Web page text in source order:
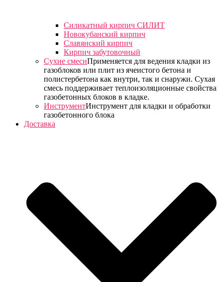
Силикатный кирпич СИЛИТ
Новокубанский кирпич
Славянский кирпич
Кирпич забутовочный
Сухие смесиПрименяется для ведения кладки из
газоблоков или плит из ячеистого бетона и
полистербетона как внутри, так и снаружи. Сухая
смесь поддерживает теплоизоляционные свойства
газобетонных блоков в кладке.
ИнструментИнструмент для кладки и обработки
газобетонного блока
Доставка